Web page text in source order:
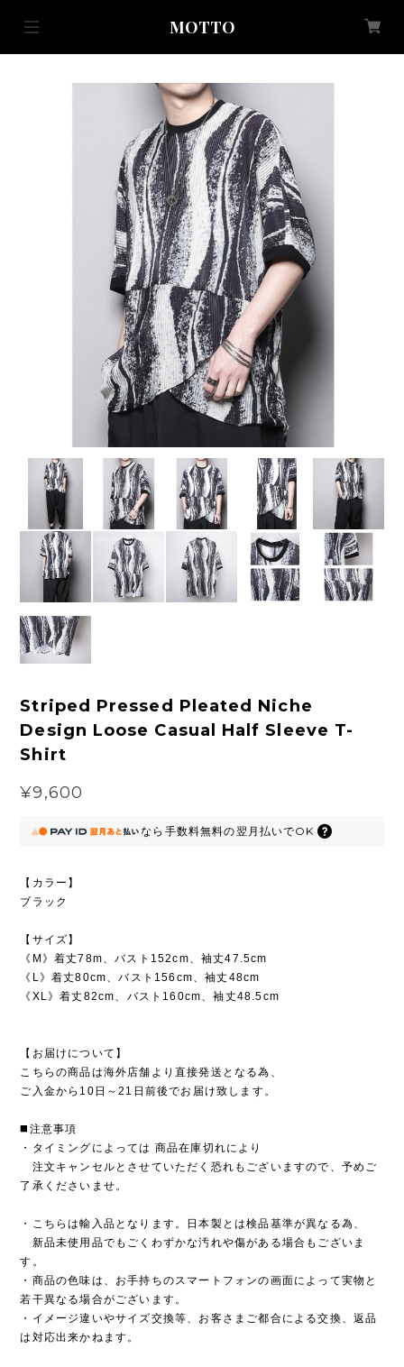
MOTTO
Striped Pressed Pleated Niche
Design Loose Casual Half Sleeve T-
Shirt
¥9,600
なら 手数料無料の翌月払いでOK
【カラー】
ブラック
【サイズ】
《M》着丈78m、バスト152cm、袖丈47.5cm
《L》着丈80cm、バスト156cm、袖丈48cm
《XL》着丈82cm、バスト160cm、袖丈48.5cm
【お届けについて】
こちらの商品は海外店舗より直接発送となる為、
ご入金から10日～21日前後でお届け致します。
◼️注意事項
・タイミングによっては 商品在庫切れにより
注文キャンセルとさせていただく恐れもございますので、予めご
了承くださいませ。
・こちらは輸入品となります。日本製とは検品基準が異なる為、
新品未使用品でもごくわずかな汚れや傷がある場合もございま
す。
・商品の色味は、お手持ちのスマートフォンの画面によって実物と
若干異なる場合がございます。
・イメージ違いやサイズ交換等、お客さまご都合による交換、返品
は対応出来かねます。